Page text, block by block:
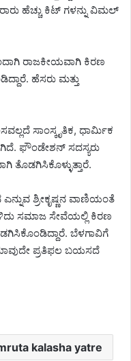
ಹೆಚ್ಚು ಕಿಟ್ ಗಳನ್ನು ವಿಮಲ್
ರಾಜಕೀಯವಾಗಿ ಕಿರಣ
ಹೆಸರು ಮತ್ತು
ಸಾಂಸ್ಕೃತಿಕ, ಧಾರ್ಮಿಕ
ಫೌಂಡೇಶನ್ ಸದಸ್ಯರು
ತೊಡಗಿಸಿಕೊಳ್ಳುತ್ತಾರೆ.
ಶ್ರೀಕೃಷ್ಣನ ವಾಣಿಯಂತೆ
ಸಮಾಜ ಸೇವೆಯಲ್ಲಿ ಕಿರಣ
ಬೆಳಗಾವಿಗೆ
ಪ್ರತಿಫಲ ಬಯಸದೆ
kalasha yatre